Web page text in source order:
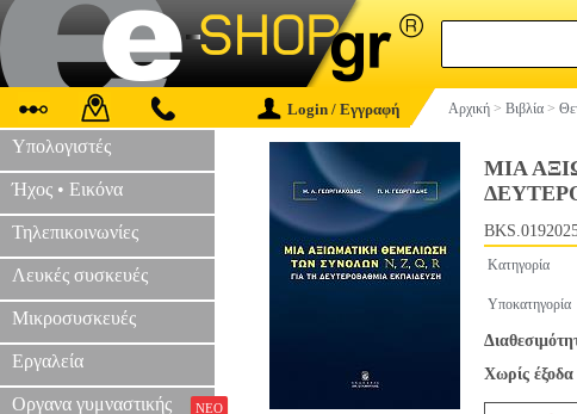
Login / Εγγραφή Αρχική > Βιβλία >
Υπολογιστές
Ήχος • Εικόνα
Τηλεπικοινωνίες
Λευκές συσκευές
Μικροσυσκευές
Εργαλεία
Οργανα γυμναστικής ΝΕΟ
ΜΙΑ
Κατηγορία
Υποκατηγορία
Χωρίς